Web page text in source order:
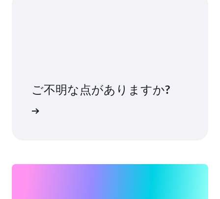
ご不明な点がありますか?